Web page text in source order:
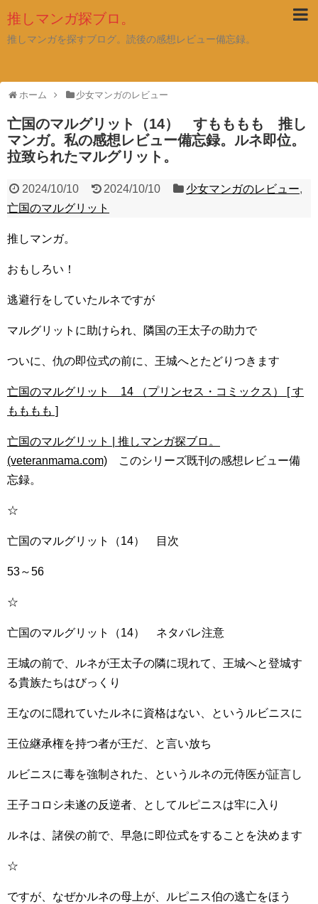
推しマンガ探ブロ。
推しマンガを探すブログ。読後の感想レビュー備忘録。
ホーム 少女マンガのレビュー
亡国のマルグリット（14） すもももも 推し
マンガ。私の感想レビュー備忘録。ルネ即位。
拉致られたマルグリット。
2024/10/10 2024/10/10 少女マンガのレビュー,
亡国のマルグリット
推しマンガ。
おもしろい！
逃避行をしていたルネですが
マルグリットに助けられ、隣国の王太子の助力で
ついに、仇の即位式の前に、王城へとたどりつきます
亡国のマルグリット 14 （プリンセス・コミックス） [ す
もももも ]
亡国のマルグリット | 推しマンガ探ブロ。
(veteranmama.com) このシリーズ既刊の感想レビュー備
忘録。
☆
亡国のマルグリット（14） 目次
53～56
☆
亡国のマルグリット（14） ネタバレ注意
王城の前で、ルネが王太子の隣に現れて、王城へと登城す
る貴族たちはびっくり
王なのに隠れていたルネに資格はない、というルビニスに
王位継承権を持つ者が王だ、と言い放ち
ルビニスに毒を強制された、というルネの元侍医が証言し
王子コロシ未遂の反逆者、としてルピニスは牢に入り
ルネは、諸侯の前で、早急に即位式をすることを決めます
☆
ですが、なぜかルネの母上が、ルピニス伯の逃亡をほう